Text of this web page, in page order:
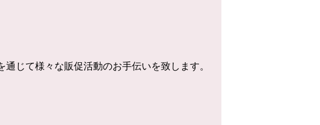
じて様々な販促活動のお手伝いを致します。